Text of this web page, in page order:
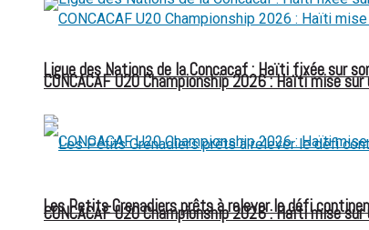
Ligue des Nations de la Concacaf : Haïti fixée sur
CONCACAF U20 Championship 2026 : Haïti mise
CONCACAF U20 Championship 2026 : Haïti mise
Les Petits Grenadiers prêts à relever le défi